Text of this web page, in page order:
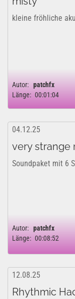
kleine fröhliche
Autor: patchfx
Länge: 00:01:04
04.12.25
very strange
Soundpaket mit 6
Autor: patchfx
Länge: 00:08:52
12.08.25
Rhythmic